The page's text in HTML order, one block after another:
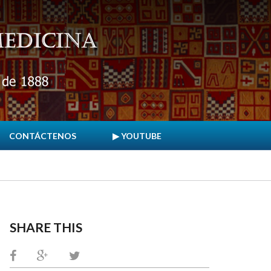
CONTÁCTENOS ▶ YOUTUBE
SHARE THIS